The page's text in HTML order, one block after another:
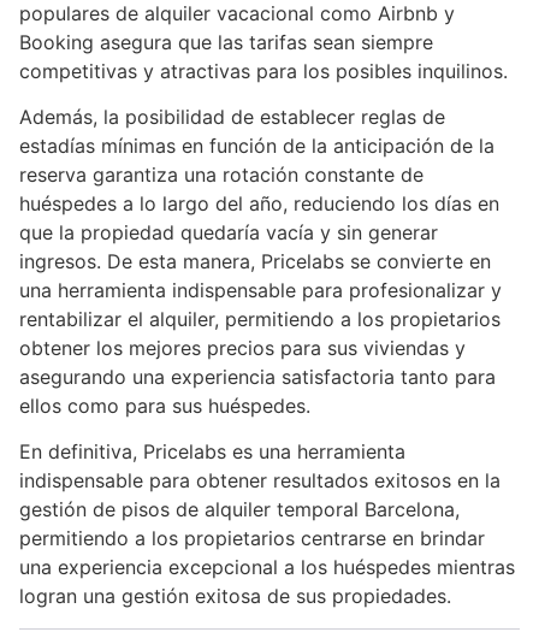
populares de alquiler vacacional como Airbnb y
Booking asegura que las tarifas sean siempre
competitivas y atractivas para los posibles inquilinos.
Además, la posibilidad de establecer reglas de
estadías mínimas en función de la anticipación de la
reserva garantiza una rotación constante de
huéspedes a lo largo del año, reduciendo los días en
que la propiedad quedaría vacía y sin generar
ingresos. De esta manera, Pricelabs se convierte en
una herramienta indispensable para profesionalizar y
rentabilizar el alquiler, permitiendo a los propietarios
obtener los mejores precios para sus viviendas y
asegurando una experiencia satisfactoria tanto para
ellos como para sus huéspedes.
En definitiva, Pricelabs es una herramienta
indispensable para obtener resultados exitosos en la
gestión de pisos de alquiler temporal Barcelona,
permitiendo a los propietarios centrarse en brindar
una experiencia excepcional a los huéspedes mientras
logran una gestión exitosa de sus propiedades.